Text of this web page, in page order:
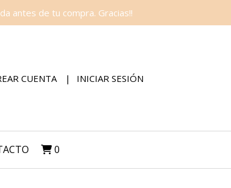
antes de tu compra. Gracias!!
CUENTA INICIAR SESIÓN
0